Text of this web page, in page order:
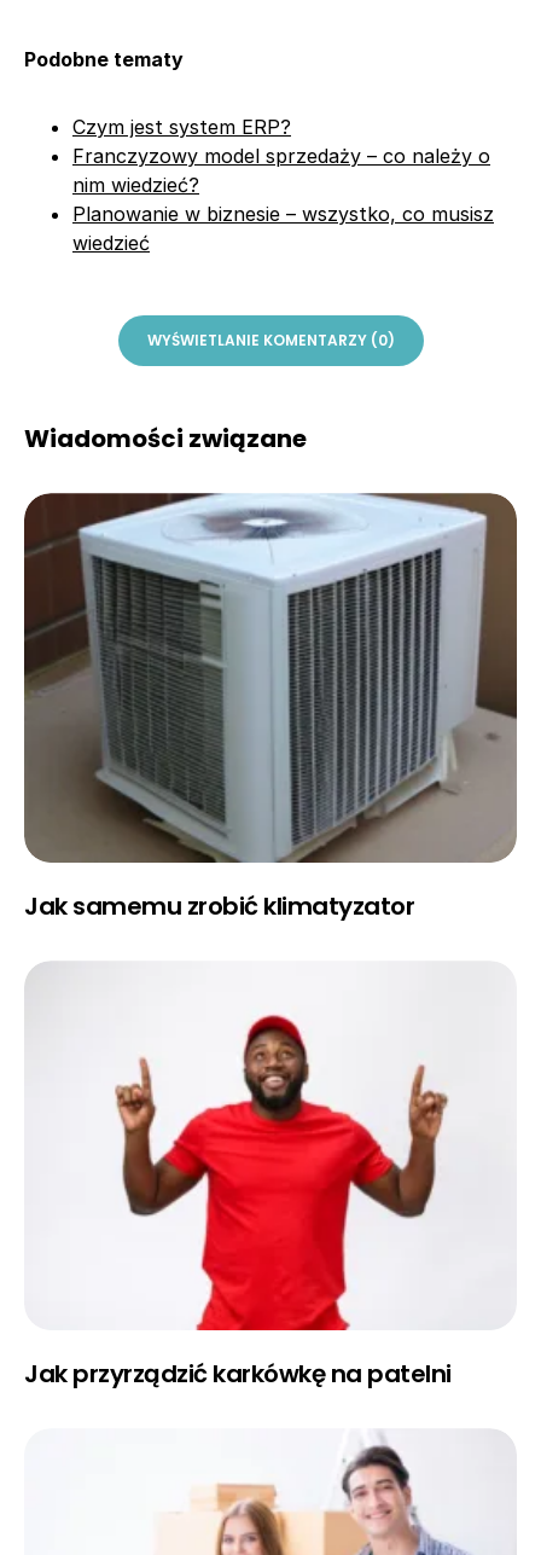
Podobne tematy
Czym jest system ERP?
Franczyzowy model sprzedaży – co należy o
nim wiedzieć?
Planowanie w biznesie – wszystko, co musisz
wiedzieć
WYŚWIETLANIE KOMENTARZY (0)
Wiadomości związane
Jak samemu zrobić klimatyzator
Jak przyrządzić karkówkę na patelni